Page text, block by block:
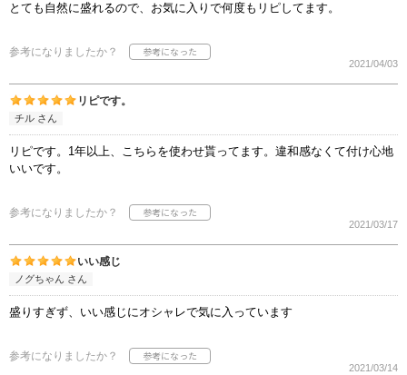
とても自然に盛れるので、お気に入りで何度もリピしてます。
参考になりましたか？
2021/04/03
リピです。
チル さん
リピです。1年以上、こちらを使わせ貰ってます。違和感なくて付け心地
いいです。
参考になりましたか？
2021/03/17
いい感じ
ノグちゃん さん
盛りすぎず、いい感じにオシャレで気に入っています
参考になりましたか？
2021/03/14